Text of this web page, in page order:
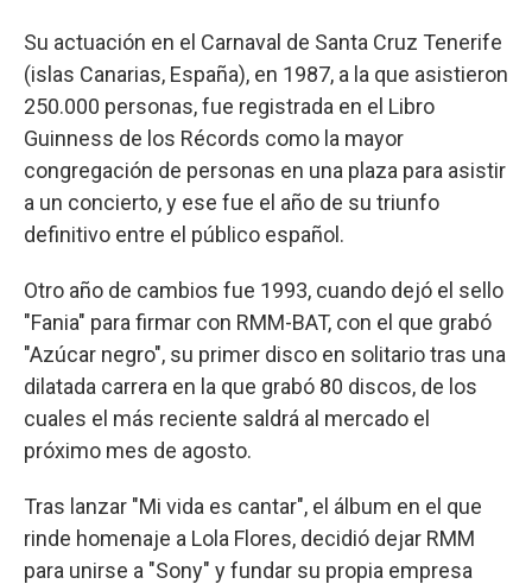
Su actuación en el Carnaval de Santa Cruz Tenerife
(islas Canarias, España), en 1987, a la que asistieron
250.000 personas, fue registrada en el Libro
Guinness de los Récords como la mayor
congregación de personas en una plaza para asistir
a un concierto, y ese fue el año de su triunfo
definitivo entre el público español.
Otro año de cambios fue 1993, cuando dejó el sello
"Fania" para firmar con RMM-BAT, con el que grabó
"Azúcar negro", su primer disco en solitario tras una
dilatada carrera en la que grabó 80 discos, de los
cuales el más reciente saldrá al mercado el
próximo mes de agosto.
Tras lanzar "Mi vida es cantar", el álbum en el que
rinde homenaje a Lola Flores, decidió dejar RMM
para unirse a "Sony" y fundar su propia empresa